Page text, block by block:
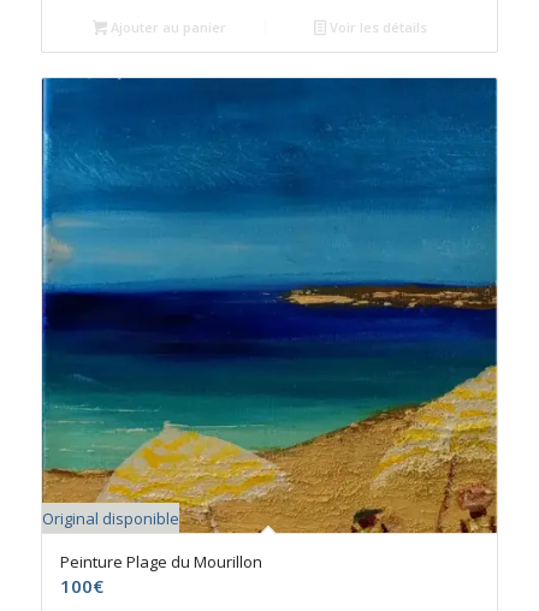
Ajouter au panier Voir les détails
Original disponible
Peinture Plage du Mourillon
100€